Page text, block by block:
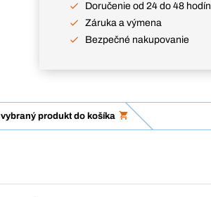
Doručenie od 24 do 48 hodín
Záruka a výmena
Bezpečné nakupovanie
vybraný produkt do košíka